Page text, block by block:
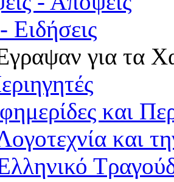
Ειδήσεις
για τα
και
και